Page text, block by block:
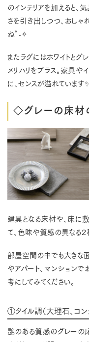
のインテリアを加えると、
さを引き出しつつ、おし
ね°˖✧
またラグにはホワイトとグ
メリハリをプラス。家具
に、センスが溢れています
◇グレーの床材
建具となる床材や、床に
て、色味や質感の異なる２
部屋空間の中でも大きな
やアパート、マンション
考にしてみてください。
①タイル調（大理石、コン
艶のある質感のグレーの